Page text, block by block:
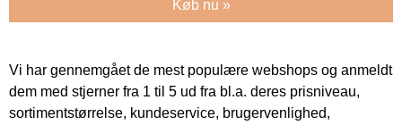
Køb nu »
Vi har gennemgået de mest populære webshops og anmeldt
dem med stjerner fra 1 til 5 ud fra bl.a. deres prisniveau,
sortimentstørrelse, kundeservice, brugervenlighed,